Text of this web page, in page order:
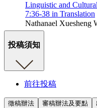
Linguistic and
7:36-38 in Translation
Nathanael Xuesheng
投稿須知
前往投稿
徵稿辦法 審稿辦法及要點